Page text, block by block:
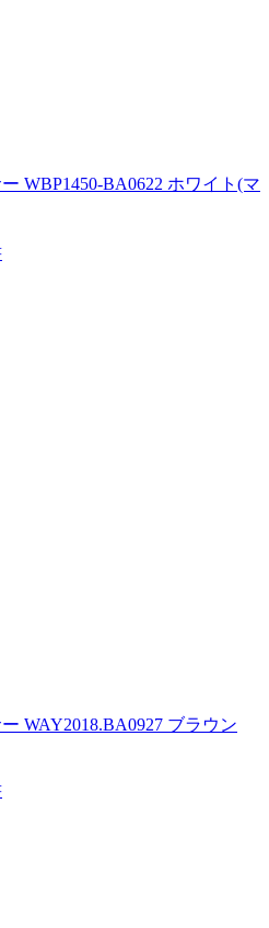
WBP1450-BA0622 ホワイト(マ
WAY2018.BA0927 ブラウン